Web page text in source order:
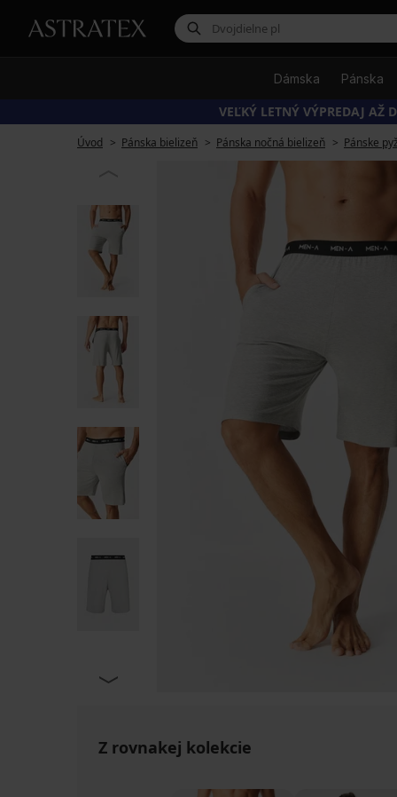
Dámska Pánska
VEĽKÝ LETNÝ VÝPREDAJ AŽ
Úvod Pánska bielizeň Pánska nočná bielizeň Pánske
Z rovnakej kolekcie